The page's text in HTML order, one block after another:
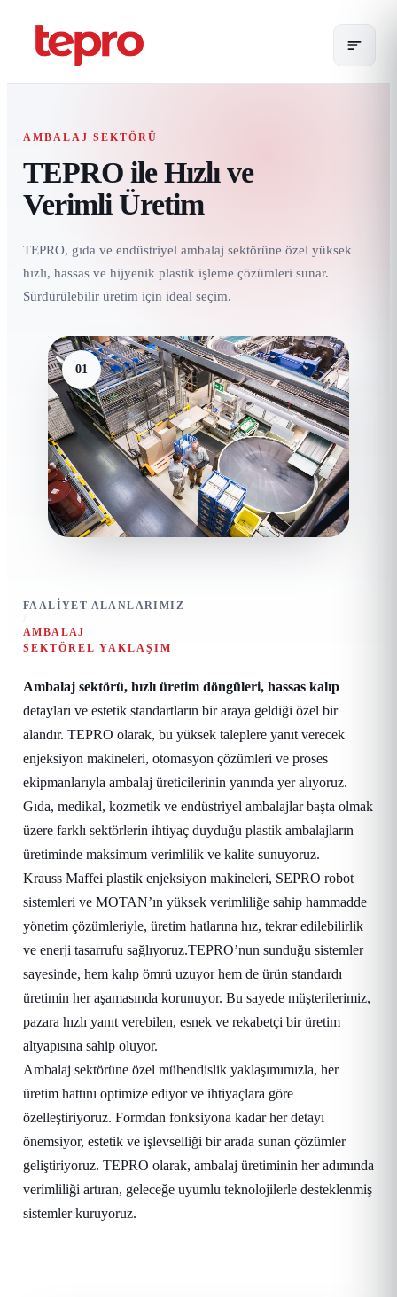
AMBALAJ SEKTÖRÜ
TEPRO ile Hızlı ve
Verimli Üretim
TEPRO, gıda ve endüstriyel ambalaj sektörüne özel yüksek
hızlı, hassas ve hijyenik plastik işleme çözümleri sunar.
Sürdürülebilir üretim için ideal seçim.
01
FAALIYET ALANLARIMIZ
AMBALAJ
SEKTÖREL YAKLAŞIM
Ambalaj sektörü, hızlı üretim döngüleri, hassas kalıp
detayları ve estetik standartların bir araya geldiği özel bir
alandır. TEPRO olarak, bu yüksek taleplere yanıt verecek
enjeksiyon makineleri, otomasyon çözümleri ve proses
ekipmanlarıyla ambalaj üreticilerinin yanında yer alıyoruz.
Gıda, medikal, kozmetik ve endüstriyel ambalajlar başta olmak
üzere farklı sektörlerin ihtiyaç duyduğu plastik ambalajların
üretiminde maksimum verimlilik ve kalite sunuyoruz.
Krauss Maffei plastik enjeksiyon makineleri, SEPRO robot
sistemleri ve MOTAN’ın yüksek verimliliğe sahip hammadde
yönetim çözümleriyle, üretim hatlarına hız, tekrar edilebilirlik
ve enerji tasarrufu sağlıyoruz.TEPRO’nun sunduğu sistemler
sayesinde, hem kalıp ömrü uzuyor hem de ürün standardı
üretimin her aşamasında korunuyor. Bu sayede müşterilerimiz,
pazara hızlı yanıt verebilen, esnek ve rekabetçi bir üretim
altyapısına sahip oluyor.
Ambalaj sektörüne özel mühendislik yaklaşımımızla, her
üretim hattını optimize ediyor ve ihtiyaçlara göre
özelleştiriyoruz. Formdan fonksiyona kadar her detayı
önemsiyor, estetik ve işlevselliği bir arada sunan çözümler
geliştiriyoruz. TEPRO olarak, ambalaj üretiminin her adımında
verimliliği artıran, geleceğe uyumlu teknolojilerle desteklenmiş
sistemler kuruyoruz.